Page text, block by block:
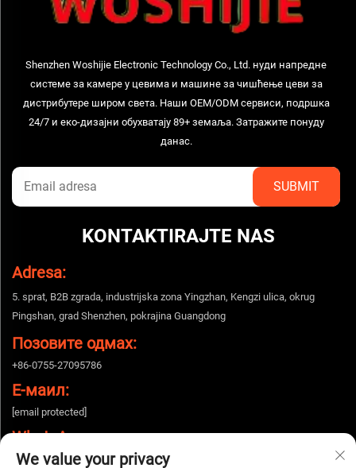
Shenzhen Woshijie Electronic Technology Co., Ltd. нуди напредне
системе за камере у цевима и машине за чишћење цеви за
дистрибутере широм света. Наши OEM/ODM сервиси, подршка
24/7 и еко-дизајни обухватају 89+ земаља. Затражите понуду
данас.
KONTAKTIRAJTE NAS
Adresa:
5. sprat, B2B zgrada, industrijska zona Yingzhan, Kengzi ulica, okrug
Pingshan, grad Shenzhen, pokrajina Guangdong
Позовите одмах:
+86-0755-27095786
Е-маил:
[email protected]
WhatsApp:
+86-15112424643
We value your privacy